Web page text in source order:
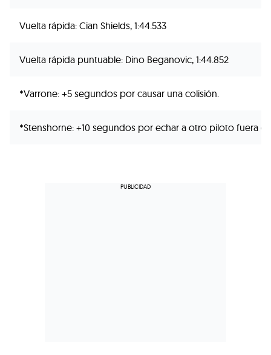
Vuelta rápida: Cian Shields, 1:44.533
Vuelta rápida puntuable: Dino Beganovic, 1:44.852
*Varrone: +5 segundos por causar una colisión.
*Stenshorne: +10 segundos por echar a otro piloto fuera